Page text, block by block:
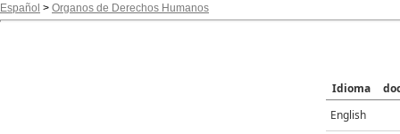
Español > Organos de Derechos Humanos
Idioma
English